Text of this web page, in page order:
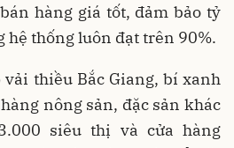
hàng giá tốt, đảm bảo tỷ
hệ thống luôn đạt trên 90%.
thiều Bắc Giang, bí xanh
nông sản, đặc sản khác
siêu thị và cửa hàng